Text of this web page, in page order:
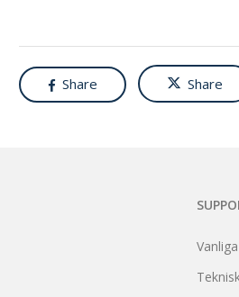
Share Share